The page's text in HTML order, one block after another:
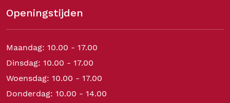
Openingstijden
Maandag: 10.00 - 17.00
Dinsdag: 10.00 - 17.00
Woensdag: 10.00 - 17.00
Donderdag: 10.00 - 14.00